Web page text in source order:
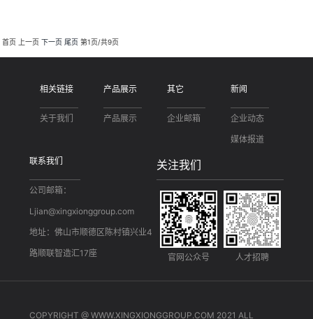
首页 上一页 下一页 尾页 第1页/共9页
相关链接
关于我们
产品展示
产品展示
其它
企业邮箱
新闻
企业动态
媒体报道
联系我们
公司邮箱：
Ljian@xingxionggroup.com
地址：佛山市顺德区陈村镇兴业4
路顺联智造汇17座
关注我们
官网公众号 人才招聘
COPYRIGHT @ WWW.XINGXIONGGROUP.COM 2021 ALL